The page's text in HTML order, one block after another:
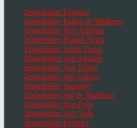
Immobilien Paguera
Immobilien Palma de Mallorca
Immobilien Port Andratx
Immobilien Portals Nous
Immobilien Santa Ponsa
Immobilien San Agustin
Immobilien San Telmo
Immobilien Ses Salines
Immobilien Santanyi
Immobilien Sol de Mallorca
Immobilien Son Font
Immobilien Son Vida
Immobilien Felanitx